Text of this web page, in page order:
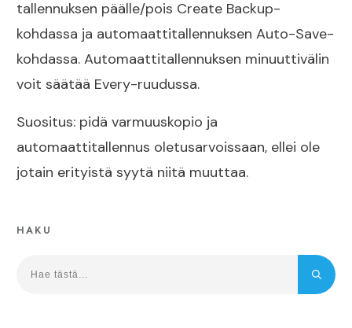
tallennuksen päälle/pois Create Backup-
kohdassa ja automaattitallennuksen Auto-Save-
kohdassa. Automaattitallennuksen minuuttivälin
voit säätää Every-ruudussa.
Suositus: pidä varmuuskopio ja
automaattitallennus oletusarvoissaan, ellei ole
jotain erityistä syytä niitä muuttaa.
HAKU